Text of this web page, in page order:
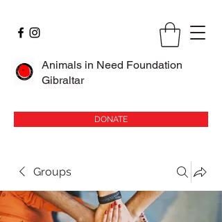
Animals in Need Foundation
Gibraltar
DONATE
Groups